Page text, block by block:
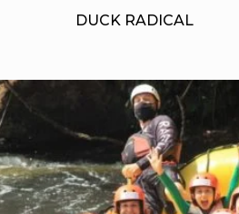
DUCK RADICAL